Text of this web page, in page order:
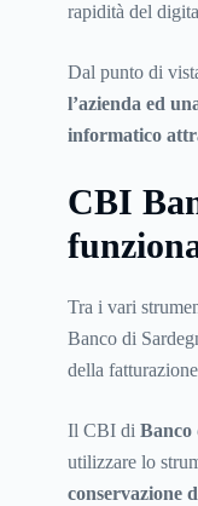
rapidità del
Dal punto di
l’azienda ed
informatico
CBI
Tra i vari
Banco di
della
Il CBI di Banco
utilizzare lo
conservazione